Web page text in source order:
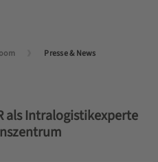
Presse & News
als Intralogistikexperte